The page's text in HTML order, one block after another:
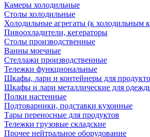
Камеры холодильные
Столы холодильные
Холодильные агрегаты (к холодильным
Пивоохладители, кегераторы
Столы производственные
Ванны моечные
Стеллажи производственные
Тележки функциональные
Шкафы, лари и контейнеры для
Шкафы и лари металлические для
Полки настенные
Подтоварники, подставки кухонные
Тары переносные для продуктов
Тележки грузовые складские
Прочее нейтральное оборудование